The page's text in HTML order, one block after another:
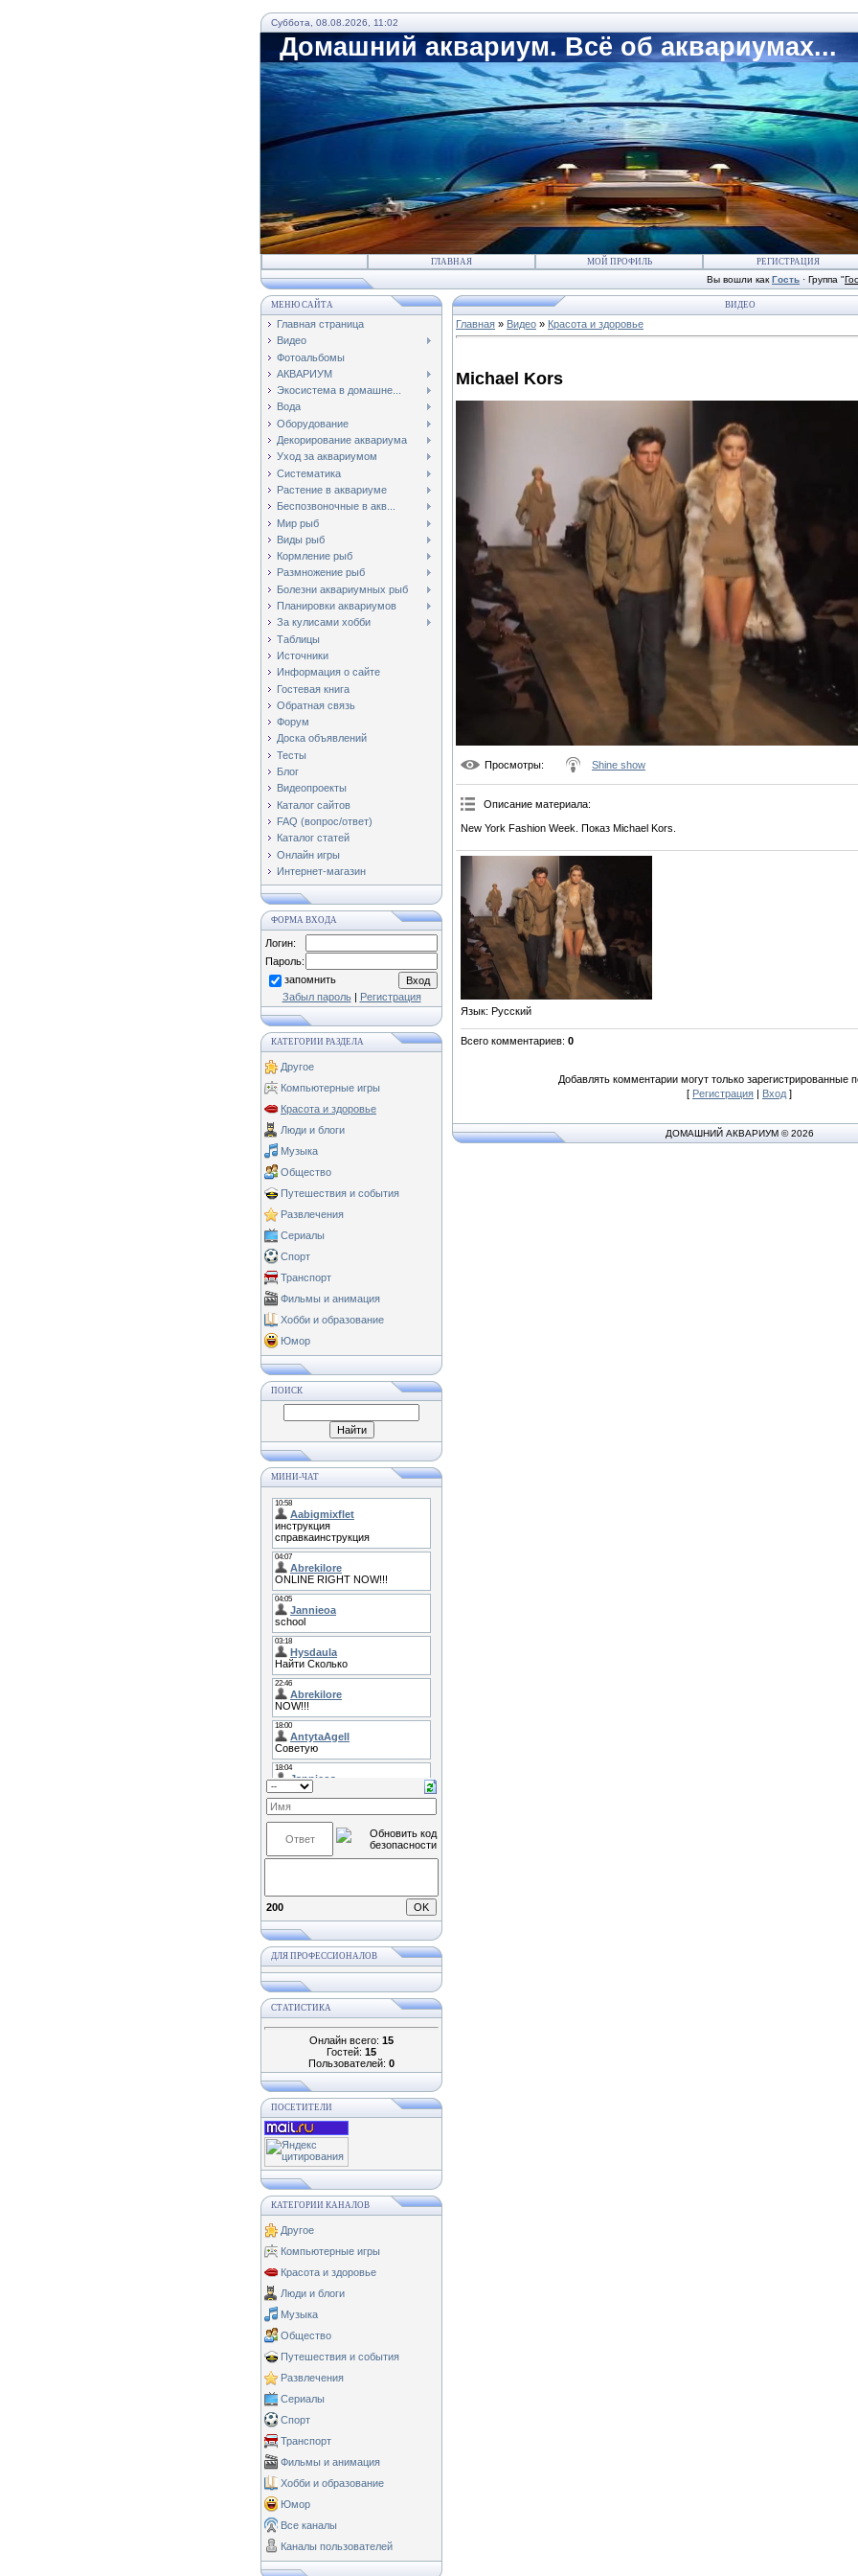
Суббота, 08.08.2026, 11:02
Домашний аквариум. Всё об аквариумах...
ГЛАВНАЯ МОЙ ПРОФИЛЬ РЕГИСТРАЦИЯ
Вы вошли как Гость · Группа "
МЕНЮ САЙТА
Главная страница
Видео
Фотоальбомы
АКВАРИУМ
Экосистема в домашне...
Вода
Оборудование
Декорирование аквариума
Уход за аквариумом
Систематика
Растение в аквариуме
Беспозвоночные в акв...
Мир рыб
Виды рыб
Кормление рыб
Размножение рыб
Болезни аквариумных рыб
Планировки аквариумов
За кулисами хобби
Таблицы
Источники
Информация о сайте
Гостевая книга
Обратная связь
Форум
Доска объявлений
Тесты
Блог
Видеопроекты
Каталог сайтов
FAQ (вопрос/ответ)
Каталог статей
Онлайн игры
Интернет-магазин
ФОРМА ВХОДА
Логин:
Пароль:
запомнить
Забыл пароль| Регистрация
КАТЕГОРИИ РАЗДЕЛА
Другое
Компьютерные игры
Красота и здоровье
Люди и блоги
Музыка
Общество
Путешествия и события
Развлечения
Сериалы
Спорт
Транспорт
Фильмы и анимация
Хобби и образование
Юмор
ПОИСК
МИНИ-ЧАТ
200
ДЛЯ ПРОФЕССИОНАЛОВ
СТАТИСТИКА
Онлайн всего: 15
Гостей: 15
Пользователей: 0
ПОСЕТИТЕЛИ
КАТЕГОРИИ КАНАЛОВ
Другое
Компьютерные игры
Красота и здоровье
Люди и блоги
Музыка
Общество
Путешествия и события
Развлечения
Сериалы
Спорт
Транспорт
Фильмы и анимация
Хобби и образование
Юмор
Все каналы
Каналы пользователей
ВИДЕО
Главная » Видео » Красота и здоровье
Michael Kors
Просмотры: Shine show
Описание материала:
New York Fashion Week. Показ Michael Kors.
Язык: Русский
Всего комментариев: 0
Добавлять комментарии могут только зарегистрированные
[ Регистрация | Вход ]
ДОМАШНИЙ АКВАРИУМ © 2026